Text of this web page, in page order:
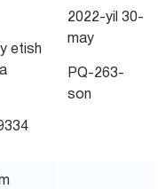
etish
2022-yil 30-
may
PQ-263-
son